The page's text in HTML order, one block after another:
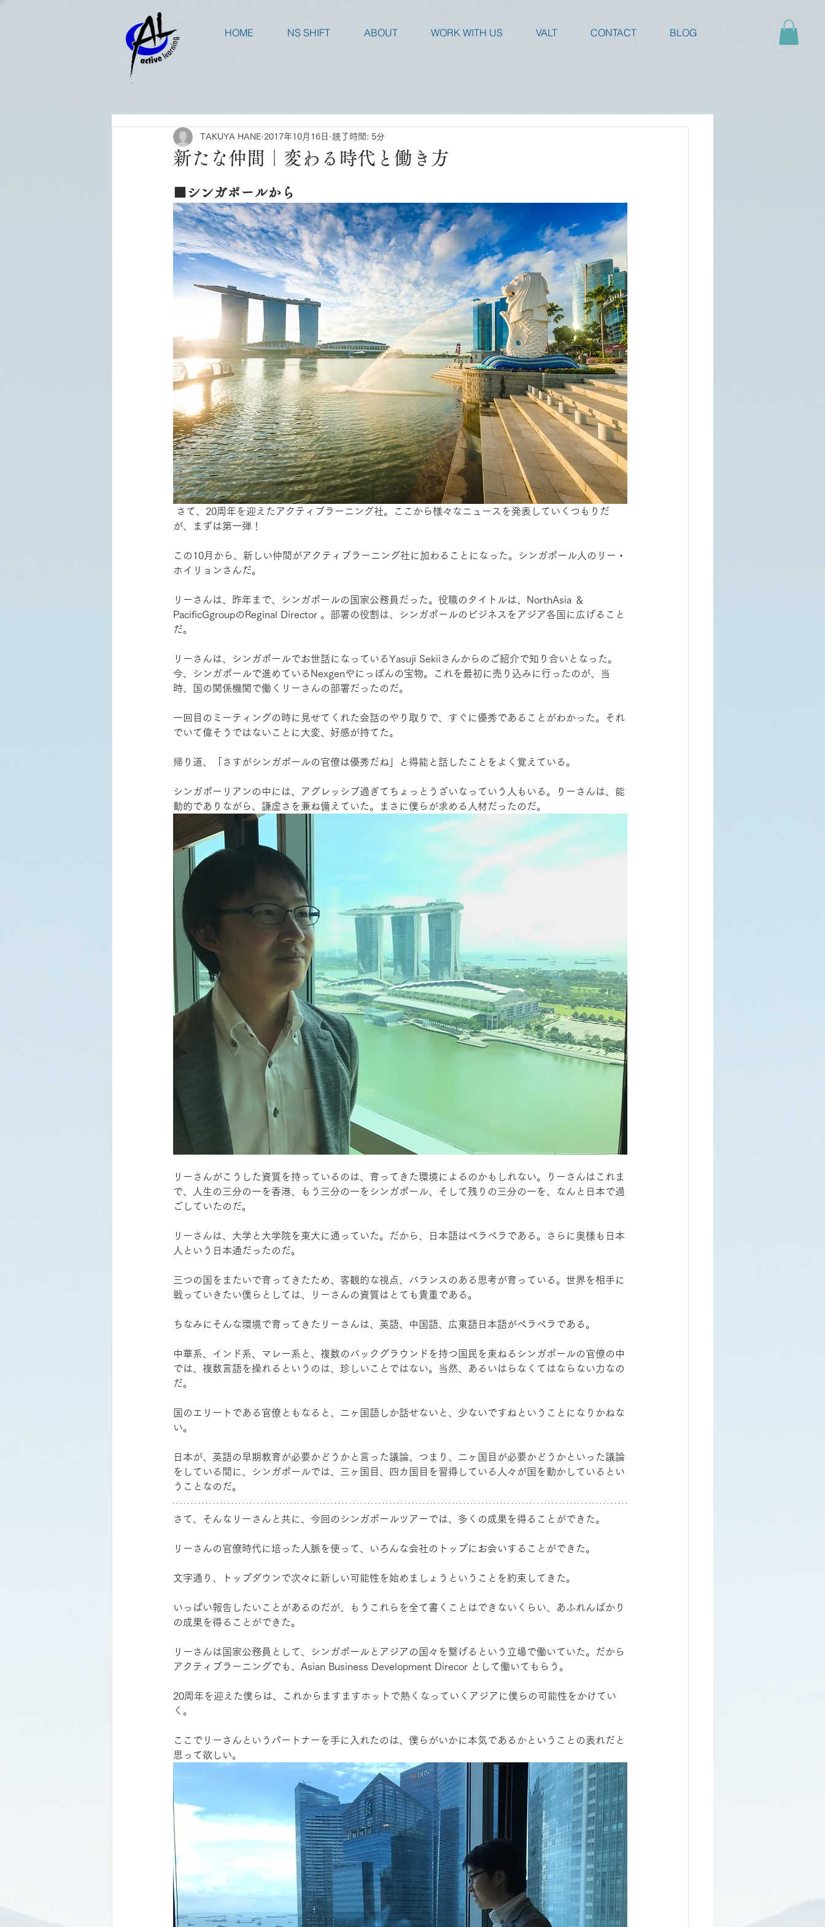
HOME NS SHIFT ABOUT WORK WITH US VALT CONTACT BLOG
新たな仲間｜変わる時代と働き方
TAKUYA HANE 2017年10月16日 読了時間: 5分
■シンガポールから
が、まずは第一弾！
この10月から、新しい仲間がアクティブラーニング社に加わることになった。シンガポール人のリー・
ホイリョンさんだ。
リーさんは、昨年まで、シンガポールの国家公務員だった。役職のタイトルは、NorthAsia ＆
PacificGgroupのReginal Director 。部署の役割は、シンガポールのビジネスをアジア各国に広げること
だ。
リーさんは、シンガポールでお世話になっているYasuji Sekiiさんからのご紹介で知り合いとなった。
今、シンガポールで進めているNexgenやにっぽんの宝物。これを最初に売り込みに行ったのが、当
時、国の関係機関で働くリーさんの部署だったのだ。
一回目のミーティングの時に見せてくれた会話のやり取りで、すぐに優秀であることがわかった。それ
でいて偉そうではないことに大変、好感が持てた。
帰り道、「さすがシンガポールの官僚は優秀だね」と得能と話したことをよく覚えている。
シンガポーリアンの中には、アグレッシブ過ぎてちょっとうざいなっていう人もいる。りーさんは、能
動的でありながら、謙虚さを兼ね備えていた。まさに僕らが求める人材だったのだ。
リーさんがこうした資質を持っているのは、育ってきた環境によるのかもしれない。りーさんはこれま
で、人生の三分の一を香港、もう三分の一をシンガポール、そして残りの三分の一を、なんと日本で過
ごしていたのだ。
リーさんは、大学と大学院を東大に通っていた。だから、日本語はペラペラである。さらに奥様も日本
人という日本通だったのだ。
三つの国をまたいで育ってきたため、客観的な視点、バランスのある思考が育っている。世界を相手に
戦っていきたい僕らとしては、リーさんの資質はとても貴重である。
ちなみにそんな環境で育ってきたリーさんは、英語、中国語、広東語日本語がペラペラである。
中華系、インド系、マレー系と、複数のバックグラウンドを持つ国民を束ねるシンガポールの官僚の中
では、複数言語を操れるというのは、珍しいことではない。当然、あるいはらなくてはならない力なの
だ。
国のエリートである官僚ともなると、二ヶ国語しか話せないと、少ないですねということになりかねな
い。
日本が、英語の早期教育が必要かどうかと言った議論、つまり、二ヶ国目が必要かどうかといった議論
をしている間に、シンガポールでは、三ヶ国目、四カ国目を習得している人々が国を動かしているとい
うことなのだ。
さて、そんなリーさんと共に、今回のシンガポールツアーでは、多くの成果を得ることができた。
リーさんの官僚時代に培った人脈を使って、いろんな会社のトップにお会いすることができた。
文字通り、トップダウンで次々に新しい可能性を始めましょうということを約束してきた。
いっぱい報告したいことがあるのだが、もうこれらを全て書くことはできないくらい、あふれんばかり
の成果を得ることができた。
リーさんは国家公務員として、シンガポールとアジアの国々を繋げるという立場で働いていた。だから
アクティブラーニングでも、Asian Business Development Direcor として働いてもらう。
20周年を迎えた僕らは、これからますますホットで熱くなっていくアジアに僕らの可能性をかけてい
く。
ここでリーさんというパートナーを手に入れたのは、僕らがいかに本気であるかということの表れだと
思って欲しい。